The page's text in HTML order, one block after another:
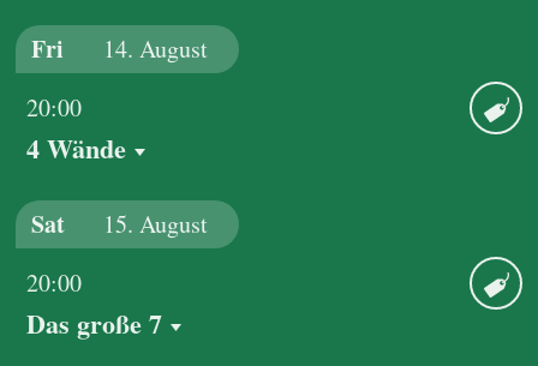
Fri 14. August
20:00
4 Wände
Sat 15. August
20:00
Das große 7